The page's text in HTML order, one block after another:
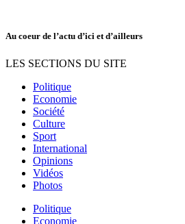
Au coeur de l’actu d’ici et d’ailleurs
LES SECTIONS DU SITE
Politique
Economie
Société
Culture
Sport
International
Opinions
Vidéos
Photos
Politique
Economie